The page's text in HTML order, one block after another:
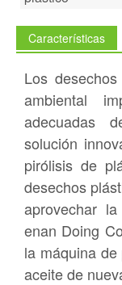
Características
Los
ambiental
adecuadas
solución
pirólisis de
desechos
aprovechar
enan Doing
la máquina
aceite de